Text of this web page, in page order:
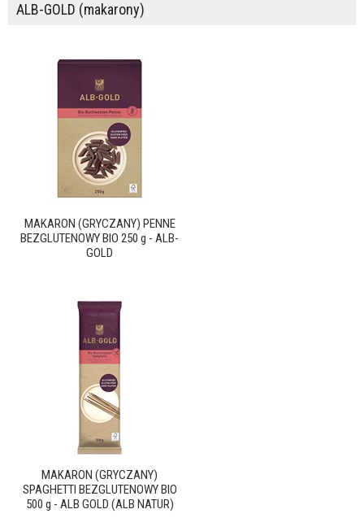
ALB-GOLD (makarony)
MAKARON (GRYCZANY) PENNE
BEZGLUTENOWY BIO 250 g - ALB-
GOLD
MAKARON (GRYCZANY)
SPAGHETTI BEZGLUTENOWY BIO
500 g - ALB GOLD (ALB NATUR)